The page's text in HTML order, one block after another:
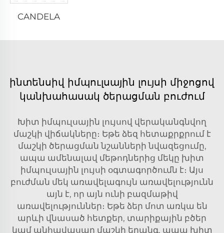
CANDELA
ինտենսիվ իմպուլսային լույսի միջոցով
կանխահասակ ծերացման բուժում
Խիտ իմպուլսային լույսով վերականգնվող
մաշկի վիճակները։ Եթե ձեզ հետաքրքրում է
մաշկի ծերացման նշանների նվազեցումը,
ապա ամենալավ մեթոդներից մեկը խիտ
իմպուլսային լույսի օգտագործումն է։ Այս
բուժման մեկ առավելագույն առավելությունն
այն է, որ այն ունի բազմաթիվ
առավելություններ։ Եթե ձեր մոտ առկա են
արևի վնասած հետքեր, տարիքային բծեր
կամ անհավասար մաշկի երանգ, ապա խիտ